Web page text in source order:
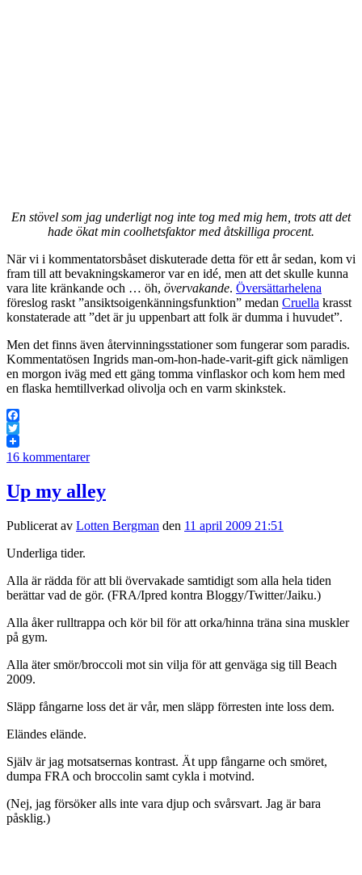
En stövel som jag underligt nog inte tog med mig hem, trots att det
hade ökat min coolhetsfaktor med åtskilliga procent.
När vi i kommentatorsbåset diskuterade detta för ett år sedan, kom vi
fram till att bevakningskameror var en idé, men att det skulle kunna
vara lite kränkande och … öh, övervakande. Översättarhelena
föreslog raskt ”ansiktsoigenkänningsfunktion” medan Cruella krasst
konstaterade att ”det är ju uppenbart att folk är dumma i huvudet”.
Men det finns även återvinningsstationer som fungerar som paradis.
Kommentatösen Ingrids man-om-hon-hade-varit-gift gick nämligen
en morgon iväg med ett gäng tomma vinflaskor och kom hem med
en flaska hemtillverkad olivolja och en varm skinkstek.
Facebook
Twitter
16 kommentarer
Up my alley
Publicerat av Lotten Bergman den 11 april 2009 21:51
Underliga tider.
Alla är rädda för att bli övervakade samtidigt som alla hela tiden
berättar vad de gör. (FRA/Ipred kontra Bloggy/Twitter/Jaiku.)
Alla åker rulltrappa och kör bil för att orka/hinna träna sina muskler
på gym.
Alla äter smör/broccoli mot sin vilja för att genväga sig till Beach
2009.
Släpp fångarne loss det är vår, men släpp förresten inte loss dem.
Eländes elände.
Själv är jag motsatsernas kontrast. Ät upp fångarne och smöret,
dumpa FRA och broccolin samt cykla i motvind.
(Nej, jag försöker alls inte vara djup och svårsvart. Jag är bara
påsklig.)